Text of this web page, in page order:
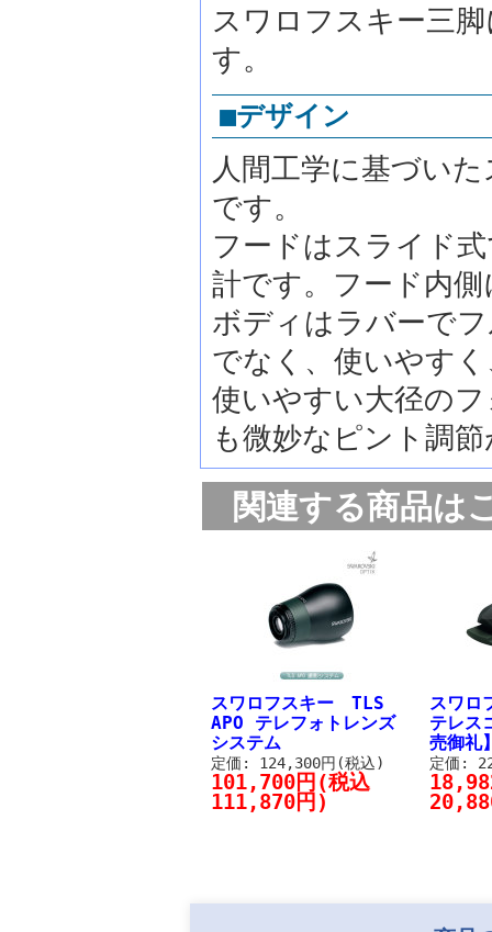
スワロフスキー三
す。
■デザイン
人間工学に基づい
です。
フードはスライド
計です。フード内
ボディはラバーで
でなく、使いやす
使いやすい大径の
も微妙なピント調
関連する商品は
スワロフスキー TLS
APO テレフォトレンズ
システム
定価: 124,300円(税込)
101,700円(税込
111,870円)
スワ
テレス
売御
定価: